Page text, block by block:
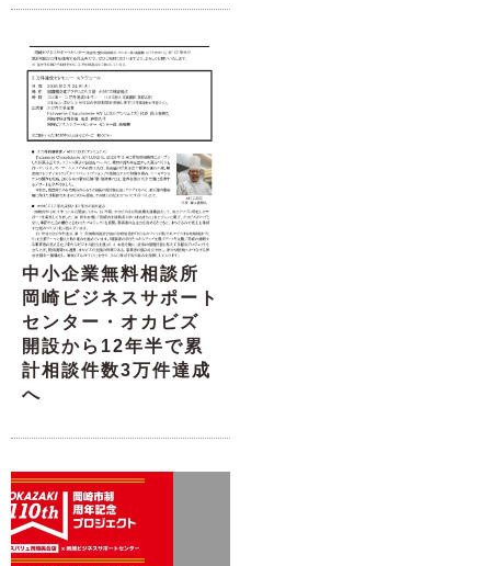
中小企業無料相談所
岡崎ビジネスサポート
センター・オカビズ
開設から12年半で累
計相談件数3万件達成
へ